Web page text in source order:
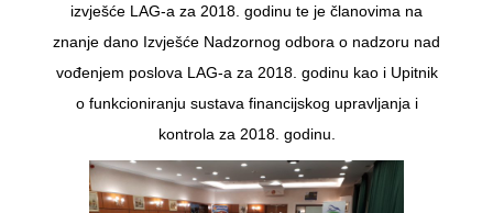
izvješće LAG-a za 2018. godinu te je članovima na
znanje dano Izvješće Nadzornog odbora o nadzoru nad
vođenjem poslova LAG-a za 2018. godinu kao i Upitnik
o funkcioniranju sustava financijskog upravljanja i
kontrola za 2018. godinu.